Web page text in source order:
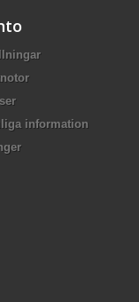
information